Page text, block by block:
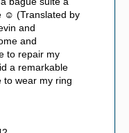
☺️ (Translated by
and
and
to repair my
a remarkable
to wear my ring